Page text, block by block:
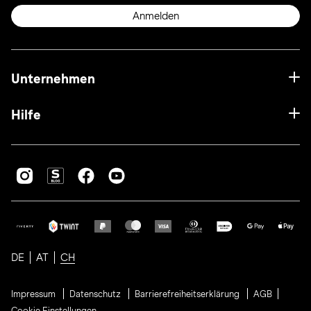
Anmelden
Unternehmen
Hilfe
DE AT CH
Impressum Datenschutz Barrierefreiheitserklärung
AGB